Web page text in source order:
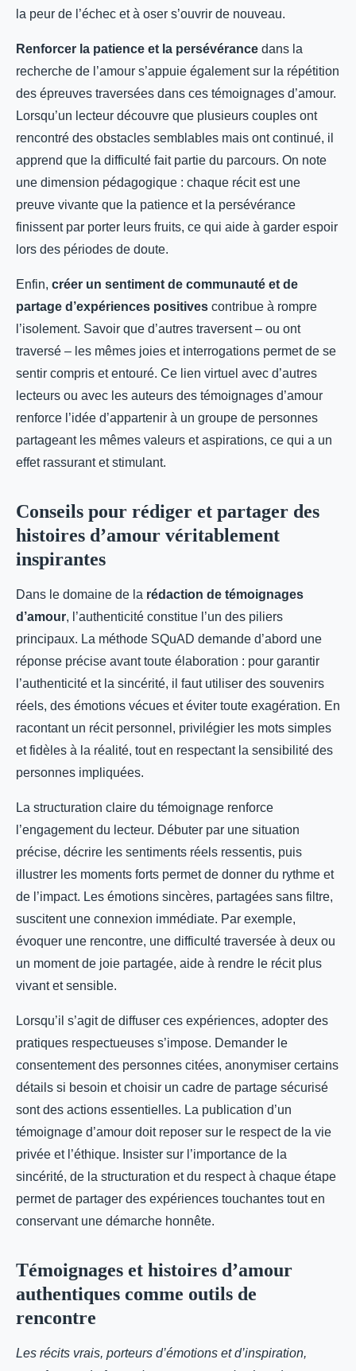
la peur de l’échec et à oser s’ouvrir de nouveau.
Renforcer la patience et la persévérance dans la
recherche de l’amour s’appuie également sur la répétition
des épreuves traversées dans ces témoignages d’amour.
Lorsqu’un lecteur découvre que plusieurs couples ont
rencontré des obstacles semblables mais ont continué, il
apprend que la difficulté fait partie du parcours. On note
une dimension pédagogique : chaque récit est une
preuve vivante que la patience et la persévérance
finissent par porter leurs fruits, ce qui aide à garder espoir
lors des périodes de doute.
Enfin, créer un sentiment de communauté et de
partage d’expériences positives contribue à rompre
l’isolement. Savoir que d’autres traversent – ou ont
traversé – les mêmes joies et interrogations permet de se
sentir compris et entouré. Ce lien virtuel avec d’autres
lecteurs ou avec les auteurs des témoignages d’amour
renforce l’idée d’appartenir à un groupe de personnes
partageant les mêmes valeurs et aspirations, ce qui a un
effet rassurant et stimulant.
Conseils pour rédiger et partager des
histoires d’amour véritablement
inspirantes
Dans le domaine de la rédaction de témoignages
d’amour, l’authenticité constitue l’un des piliers
principaux. La méthode SQuAD demande d’abord une
réponse précise avant toute élaboration : pour garantir
l’authenticité et la sincérité, il faut utiliser des souvenirs
réels, des émotions vécues et éviter toute exagération. En
racontant un récit personnel, privilégier les mots simples
et fidèles à la réalité, tout en respectant la sensibilité des
personnes impliquées.
La structuration claire du témoignage renforce
l’engagement du lecteur. Débuter par une situation
précise, décrire les sentiments réels ressentis, puis
illustrer les moments forts permet de donner du rythme et
de l’impact. Les émotions sincères, partagées sans filtre,
suscitent une connexion immédiate. Par exemple,
évoquer une rencontre, une difficulté traversée à deux ou
un moment de joie partagée, aide à rendre le récit plus
vivant et sensible.
Lorsqu’il s’agit de diffuser ces expériences, adopter des
pratiques respectueuses s’impose. Demander le
consentement des personnes citées, anonymiser certains
détails si besoin et choisir un cadre de partage sécurisé
sont des actions essentielles. La publication d’un
témoignage d’amour doit reposer sur le respect de la vie
privée et l’éthique. Insister sur l’importance de la
sincérité, de la structuration et du respect à chaque étape
permet de partager des expériences touchantes tout en
conservant une démarche honnête.
Témoignages et histoires d’amour
authentiques comme outils de
rencontre
Les récits vrais, porteurs d’émotions et d’inspiration,